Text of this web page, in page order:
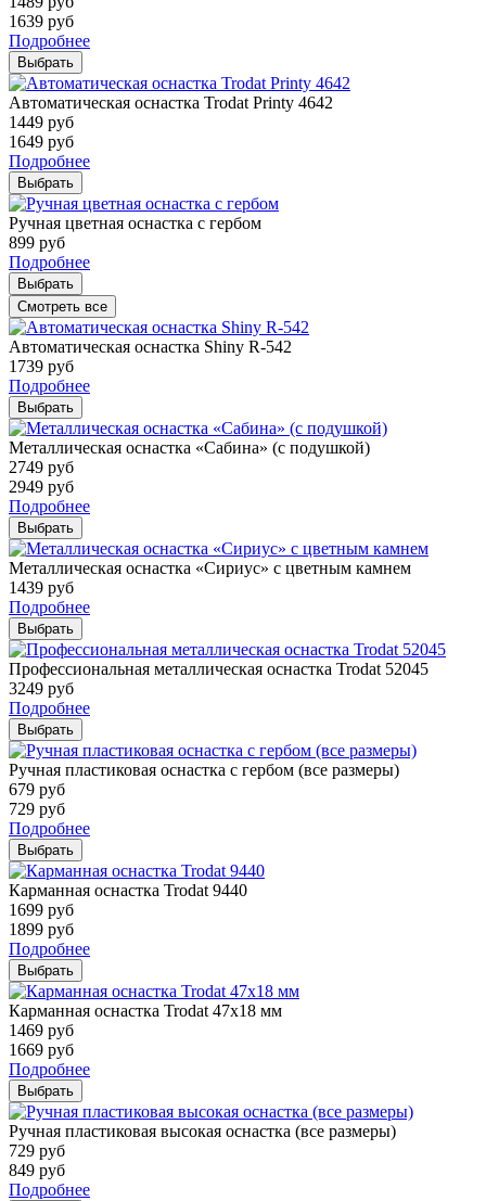
1639 руб
Подробнее
Выбрать
Автоматическая оснастка Trodat Printy 4642
1449 руб
1649 руб
Подробнее
Выбрать
Ручная цветная оснастка с гербом
899 руб
Подробнее
Выбрать
Смотреть все
Автоматическая оснастка Shiny R-542
1739 руб
Подробнее
Выбрать
Металлическая оснастка «Сабина» (с подушкой)
2749 руб
2949 руб
Подробнее
Выбрать
Металлическая оснастка «Сириус» с цветным камнем
1439 руб
Подробнее
Выбрать
Профессиональная металлическая оснастка Trodat 52045
3249 руб
Подробнее
Выбрать
Ручная пластиковая оснастка с гербом (все размеры)
679 руб
729 руб
Подробнее
Выбрать
Карманная оснастка Trodat 9440
1699 руб
1899 руб
Подробнее
Выбрать
Карманная оснастка Trodat 47х18 мм
1469 руб
1669 руб
Подробнее
Выбрать
Ручная пластиковая высокая оснастка (все размеры)
729 руб
849 руб
Подробнее